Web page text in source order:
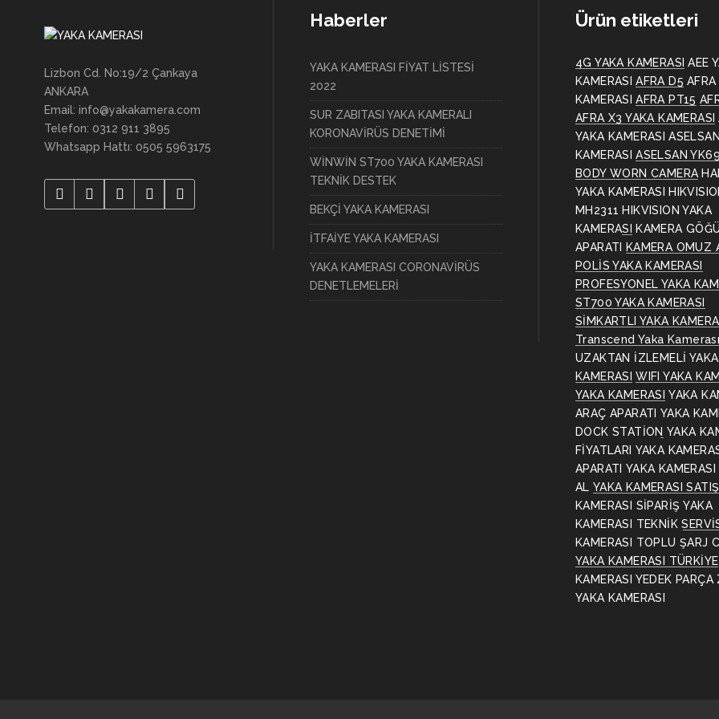
Lizbon Cd. No:19/2 Çankaya
ANKARA
Email: info@yakakamera.com
Telefon: 0312 911 3895
Whatsapp Hattı: 0505 5963175
Haberler
YAKA KAMERASI FİYAT LİSTESİ
2022
SUR ZABITASI YAKA KAMERALI
KORONAVİRÜS DENETİMİ
WİNWİN ST700 YAKA KAMERASI
TEKNİK DESTEK
BEKÇİ YAKA KAMERASI
İTFAİYE YAKA KAMERASI
YAKA KAMERASI CORONAVİRÜS
DENETLEMELERİ
Ürün etiketleri
4G YAKA KAMERASI AEE
KAMERASI AFRA D5
KAMERASI AFRA PT15
AFRA X3 YAKA KAMERASI
YAKA KAMERASI
KAMERASI ASELSAN
BODY WORN CAMERA
YAKA KAMERASI
MH2311 HIKVISION YAKA
KAMERASI
KAMERA
APARATI
KAMERA OMUZ
POLİS YAKA KAMERASI
PROFESYONEL YAKA
ST700 YAKA KAMERASI
SİMKARTLI YAKA
Transcend Yaka
UZAKTAN İZLEMELİ YAKA
KAMERASI WIFI YAKA
YAKA KAMERASI YAKA
ARAÇ APARATI YAKA
DOCK STATİON YAKA
FİYATLARI YAKA
APARATI YAKA
AL YAKA KAMERASI SATIŞ
KAMERASI SİPARİŞ YAKA
KAMERASI TEKNİK
KAMERASI TOPLU ŞARJ
YAKA KAMERASI TÜRKİYE
KAMERASI YEDEK PARÇA
YAKA KAMERASI